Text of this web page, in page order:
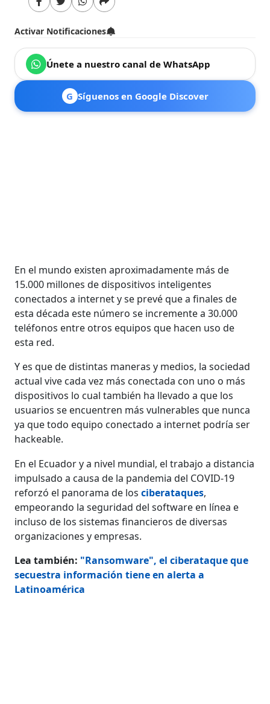
Activar Notificaciones
Únete a nuestro canal de WhatsApp
G Síguenos en Google Discover
En el mundo existen aproximadamente más de
15.000 millones de dispositivos inteligentes
conectados a internet y se prevé que a finales de
esta década este número se incremente a 30.000
teléfonos entre otros equipos que hacen uso de
esta red.
Y es que de distintas maneras y medios, la sociedad
actual vive cada vez más conectada con uno o más
dispositivos lo cual también ha llevado a que los
usuarios se encuentren más vulnerables que nunca
ya que todo equipo conectado a internet podría ser
hackeable.
En el Ecuador y a nivel mundial, el trabajo a distancia
impulsado a causa de la pandemia del COVID-19
reforzó el panorama de losciberataques,
empeorando la seguridad del software en línea e
incluso de los sistemas financieros de diversas
organizaciones y empresas.
Lea también: "Ransomware", el ciberataque que
secuestra información tiene en alerta a
Latinoamérica